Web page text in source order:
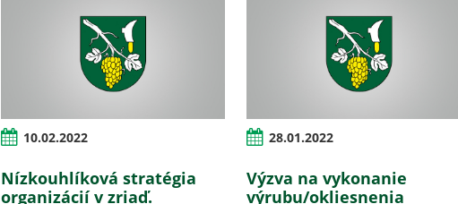
10.02.2022
Nízkouhlíková stratégia
organizácií v zriaď.
28.01.2022
Výzva na vykonanie
výrubu/okliesnenia